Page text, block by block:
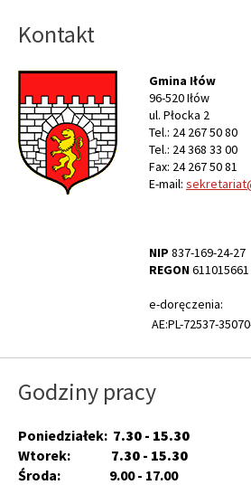
Kontakt
Gmina Iłów
96-520 Iłów
ul. Płocka 2
Tel.: 24 267 50 80
Tel.: 24 368 33 00
Fax: 24 267 50 81
E-mail:
NIP 837-169-24-27
REGON611015661
e-doręczenia:
AE:PL-72537-
Godziny pracy
Poniedziałek: 7.30 - 15.30
Wtorek: 7.30 - 15.30
Środa: 9.00 - 17.00